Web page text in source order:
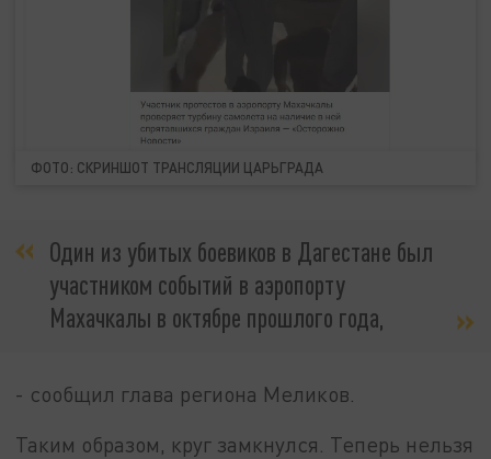
ФОТО: СКРИНШОТ ТРАНСЛЯЦИИ ЦАРЬГРАДА
Один из убитых боевиков в Дагестане был
участником событий в аэропорту
Махачкалы в октябре прошлого года,
- сообщил глава региона Меликов.
Таким образом, круг замкнулся. Теперь нельзя